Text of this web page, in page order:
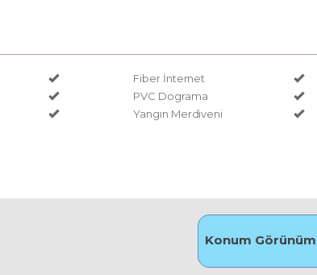
Fiber İnternet
PVC Dograma
Yangın Merdiveni
Konum Görünüm